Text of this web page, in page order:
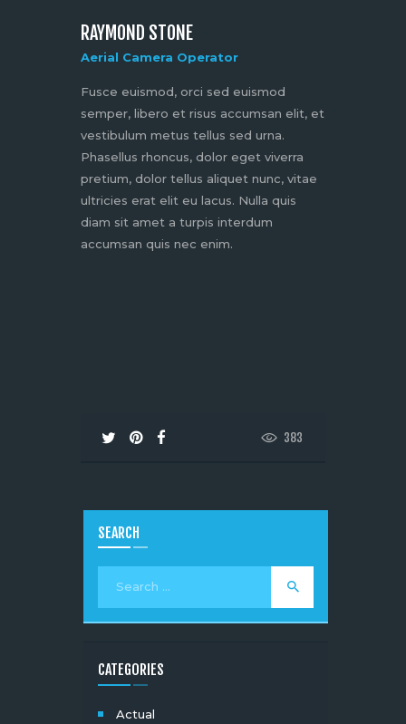
RAYMOND STONE
Aerial Camera Operator
Fusce euismod, orci sed euismod
semper, libero et risus accumsan elit, et
vestibulum metus tellus sed urna.
Phasellus rhoncus, dolor eget viverra
pretium, dolor tellus aliquet nunc, vitae
ultricies erat elit eu lacus. Nulla quis
diam sit amet a turpis interdum
accumsan quis nec enim.
383
SEARCH
CATEGORIES
Actual